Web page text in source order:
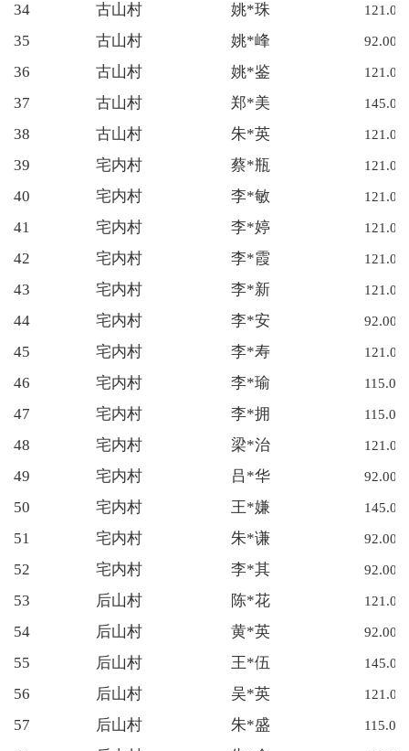
34 古山村 姚*珠 121.00
35 古山村 姚*峰 92.00
36 古山村 姚*鉴 121.00
37 古山村 郑*美 145.00
38 古山村 朱*英 121.00
39 宅内村 蔡*瓶 121.00
40 宅内村 李*敏 121.00
41 宅内村 李*婷 121.00
42 宅内村 李*霞 121.00
43 宅内村 李*新 121.00
44 宅内村 李*安 92.00
45 宅内村 李*寿 121.00
46 宅内村 李*瑜 115.00
47 宅内村 李*拥 115.00
48 宅内村 梁*治 121.00
49 宅内村 吕*华 92.00
50 宅内村 王*嫌 145.00
51 宅内村 朱*谦 92.00
52 宅内村 李*其 92.00
53 后山村 陈*花 121.00
54 后山村 黄*英 92.00
55 后山村 王*伍 145.00
56 后山村 吴*英 121.00
57 后山村 朱*盛 115.00